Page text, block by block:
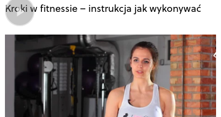
Kroki w fitnessie – instrukcja jak wykonywać